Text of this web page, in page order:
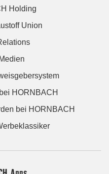
Holding
Union
HORNBACH
bei HORNBACH